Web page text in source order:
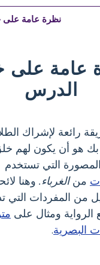
نظرة عامة
عامة على
الدرس
رائعة لإشراك
هو أن يكون لهم
التي تستخدم
منالغرباء. وهنا
من المفردات التي
الرواية ومثال على
البصرية.